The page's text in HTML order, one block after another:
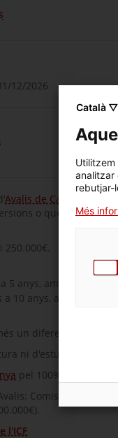
12/2026
Avalis de Catalunya
o que tinguin
250.000€.
5 anys, amb
a 10 anys, amb
un diferencial de
ni d'estudi; per
pel 100% del
Comissió de risc
l'ICF
Català ▽
analitzar
rebutjar-
Més